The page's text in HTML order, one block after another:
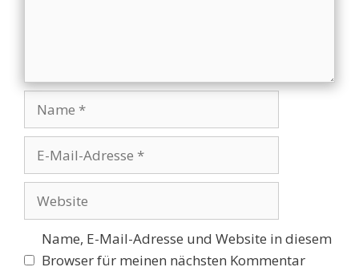
Name
Website
Name, E-Mail-Adresse und Website in diesem
Browser für meinen nächsten Kommentar